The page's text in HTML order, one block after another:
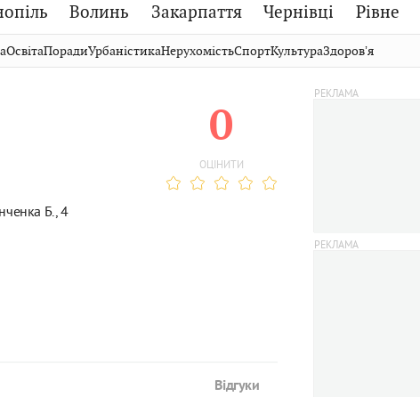
Волинь Закарпаття Чернівці Рівне
Публікації Авто Словко
ОсвітаПорадиУрбаністикаНерухомістьСпортКультураЗдоровʼя
Б., 4
0
ОЦІНИТИ
Відгуки